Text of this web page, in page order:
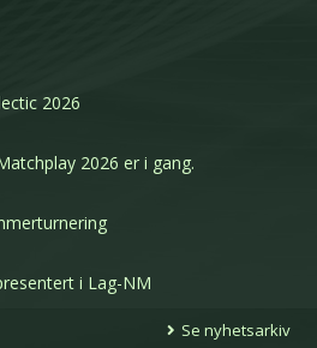
2026
2026 er i gang.
i Lag-NM
Se nyhetsarkiv